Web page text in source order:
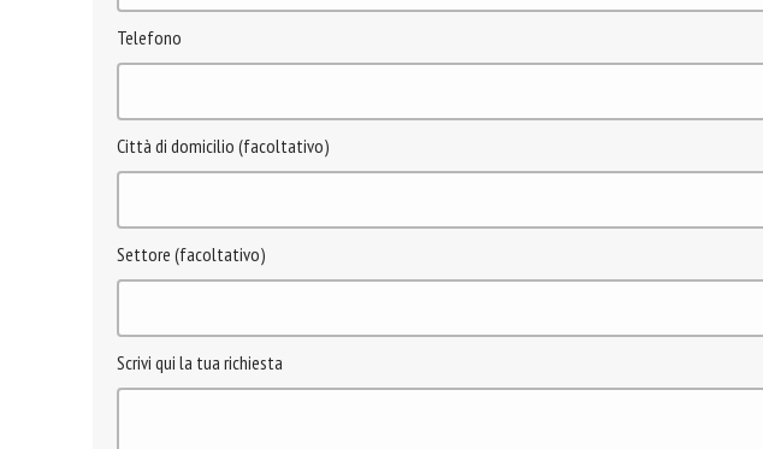
Telefono
Città di domicilio (facoltativo)
Settore (facoltativo)
Scrivi qui la tua richiesta